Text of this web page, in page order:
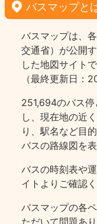
バスマップと
バスマップは、
交通省）が公開
した地図サイトで
（最終更新日：
251,694のバス
し、現在地の近
り、駅名など目
バスの路線図を表
バスの時刻表や
イトよりご確認く
バスマップの各
ただいて問題あ